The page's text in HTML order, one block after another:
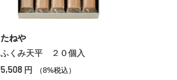
たねや
ふくみ天平 ２０個入
5,508 円 （8%税込）